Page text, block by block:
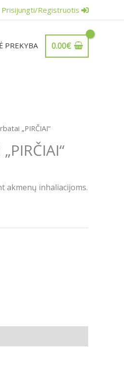
Prisijungti/Registruotis
PREKYBA 0.00€
„PIRČIAI“
akmenų inhaliacijoms.